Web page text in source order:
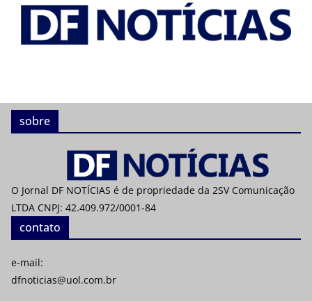
sobre
O Jornal DF NOTÍCIAS é de propriedade da 2SV Comunicação
LTDA CNPJ: 42.409.972/0001-84
contato
e-mail:
dfnoticias@uol.com.br